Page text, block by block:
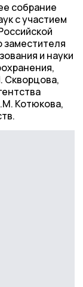
собрание
с участием
и науки
Скворцова,
Котюкова,